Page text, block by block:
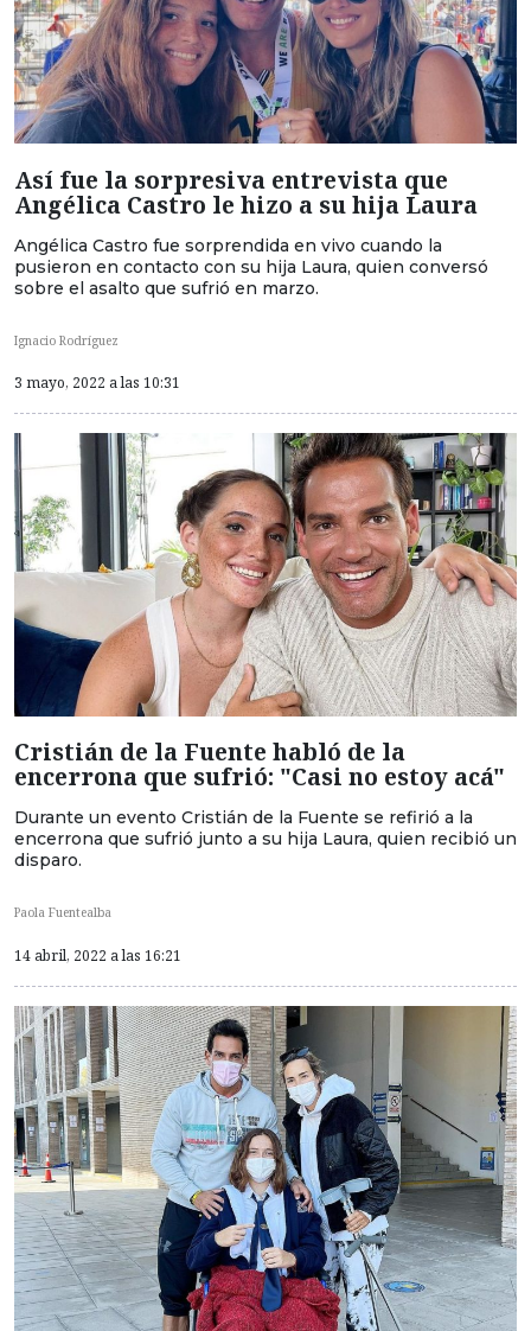
Así fue la sorpresiva entrevista que
Angélica Castro le hizo a su hija Laura
Angélica Castro fue sorprendida en vivo cuando la
pusieron en contacto con su hija Laura, quien conversó
sobre el asalto que sufrió en marzo.
Ignacio Rodríguez
3 mayo, 2022 a las 10:31
Cristián de la Fuente habló de la
encerrona que sufrió: "Casi no estoy acá"
Durante un evento Cristián de la Fuente se refirió a la
encerrona que sufrió junto a su hija Laura, quien recibió un
disparo.
Paola Fuentealba
14 abril, 2022 a las 16:21